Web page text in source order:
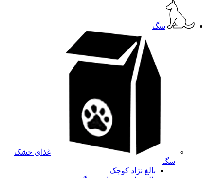
سگ
غذای خشک
سگ
بالغ نژاد کوچک